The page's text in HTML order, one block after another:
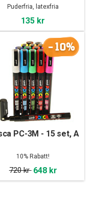
Puderfria, latexfria
135 kr
-10%
PC-3M - 15 set, A
10% Rabatt!
720 kr 648 kr